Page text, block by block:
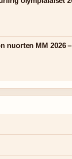
nuorten MM 2026